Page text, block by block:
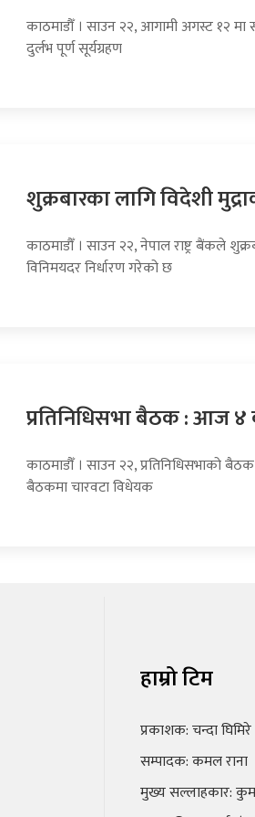
काठमाडौँ । साउन २२, आगामी अगस्ट १२
दुर्लभ पूर्ण सूर्यग्रहण
शुक्रबारका लागि विदेशी
काठमाडौँ । साउन २२, नेपाल राष्ट्र बैंकले
विनिमयदर निर्धारण गरेको छ
प्रतिनिधिसभा बैठक : आज
काठमाडौँ । साउन २२, प्रतिनिधिसभाको
बैठकमा चारवटा विधेयक
हाम्रो टिम
प्रकाशक: चन्दा घिमिरे
सम्पादक: कमल राना
मुख्य सल्लाहकार: